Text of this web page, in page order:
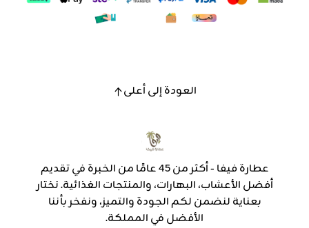
العودة إلى أعلى
عطارة فيفا - أكثر من 45 عامًا من الخبرة في تقديم
أفضل الأعشاب، البهارات، والمنتجات الغذائية. نختار
بعناية لنضمن لكم الجودة والتميز، ونفخر بأننا
الأفضل في المملكة.